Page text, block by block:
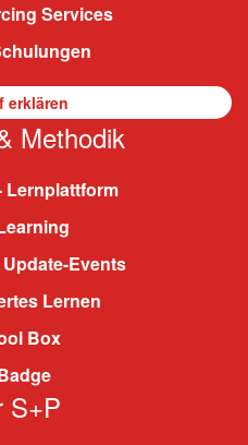
Services
erklären
Methodik
Lernplattform
Update-Events
Lernen
Box
S+P